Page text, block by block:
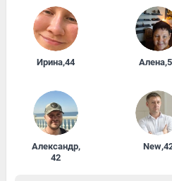
Ирина,44 Алена,
Александр,
42
New,